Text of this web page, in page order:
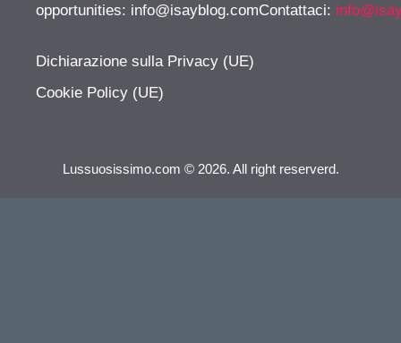
opportunities: info@isayblog.comContattaci:
Dichiarazione sulla Privacy (UE)
Cookie Policy (UE)
Lussuosissimo.com © 2026. All right reserverd.